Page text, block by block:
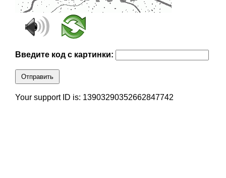
Введите код с картинки:
Отправить
Your support ID is: 13903290352662847742